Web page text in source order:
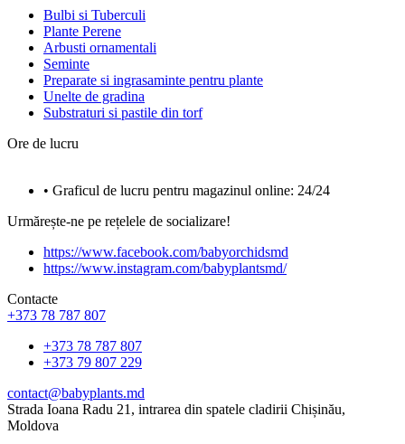
Bulbi si Tuberculi
Plante Perene
Arbusti ornamentali
Seminte
Preparate si ingrasaminte pentru plante
Unelte de gradina
Substraturi si pastile din torf
Ore de lucru
• Graficul de lucru pentru magazinul online: 24/24
Urmărește-ne pe rețelele de socializare!
https://www.facebook.com/babyorchidsmd
https://www.instagram.com/babyplantsmd/
Contacte
+373 78 787 807
+373 78 787 807
+373 79 807 229
contact@babyplants.md
Strada Ioana Radu 21, intrarea din spatele cladirii Chișinău,
Moldova